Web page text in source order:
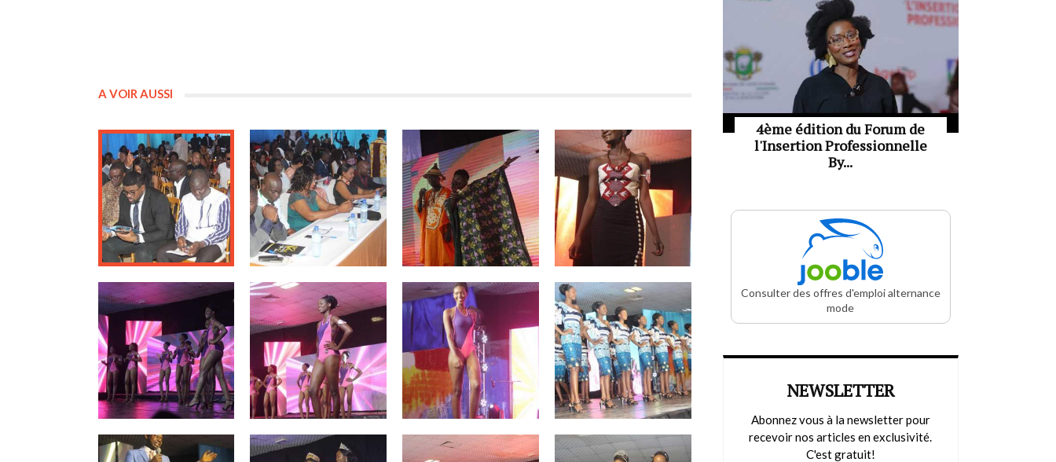
A VOIR AUSSI
4ème édition du Forum de
l'Insertion Professionnelle
By...
Consulter des offres d'emploi alternance
mode
NEWSLETTER
Abonnez vous à la newsletter pour
recevoir nos articles en exclusivité.
C'est gratuit!